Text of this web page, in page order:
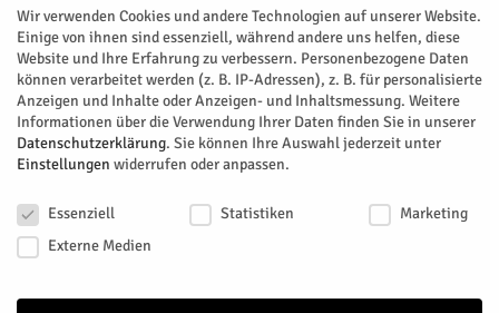
Goldene Grundstein des
„Gebetsreaktors“
Das Gesicht der Stadt entscheidend mitgeprägt hat Helmut
Rademächers (1933-2013). Neben einer Vielzahl von
Wohnhäusern, Ladenlokalen und der „Kleinen Kö“ entstammt
Kirche St. Franz von Sales.
Dorothée Schenk- Januar 1, 2022
Facebook Twitter
Wir verwenden Cookies und andere Technologien auf unserer Website.
Einige von ihnen sind essenziell, während andere uns helfen, diese
Website und Ihre Erfahrung zu verbessern. Personenbezogene Daten
können verarbeitet werden (z. B. IP-Adressen), z. B. für personalisierte
Anzeigen und Inhalte oder Anzeigen- und Inhaltsmessung. Weitere
Informationen über die Verwendung Ihrer Daten finden Sie in unserer
Datenschutzerklärung. Sie können Ihre Auswahl jederzeit unter
Einstellungen widerrufen oder anpassen.
Essenziell
Statistiken
Marketing
Externe Medien